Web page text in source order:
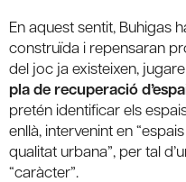
En aquest sentit, Buhigas
construïda i repensaran
del joc ja existeixen,
pla de recuperació
pretén identificar els
enllà, intervenint en
qualitat urbana”, per tal
“caràcter”.